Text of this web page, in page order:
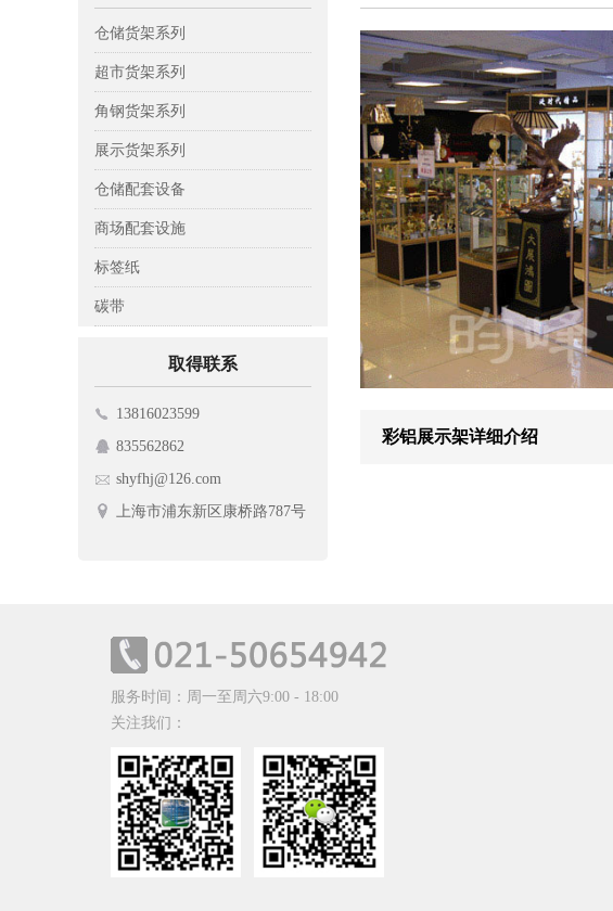
仓储货架系列
轻型仓储货架
中A型仓储货架
中B型仓储货架
重型仓储货架
阁楼式货架
模具货架
悬臂式货架
超市货架系列
背网超市货架
背板超市货架
背孔超市货架
钢木超市货架
角钢货架系列
木层板货架
钢层板货架
展示货架系列
彩铝展示架
置物架
工具架
仓储配套设备
托盘
托板车
平板车
磁性材料卡
护栏网
商场配套设施
收银台
挂钩
促销台
蔬菜架
标签纸
标签纸
碳带
取得联系
13816023599
835562862
shyfhj@126.com
上海市浦东新区康桥路787号
彩铝展示架详细介绍
服务时间：周一至周六9:00 - 18:00
关注我们：